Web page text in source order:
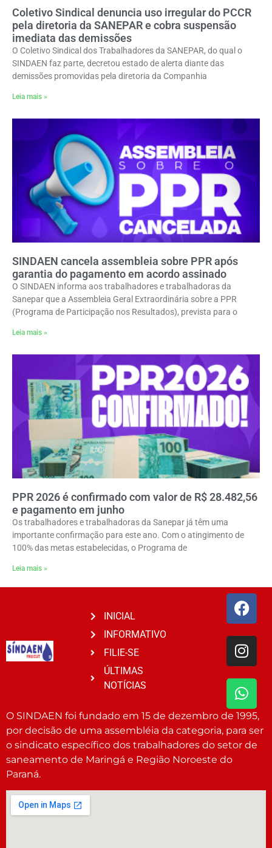
Coletivo Sindical denuncia uso irregular do PCCR
pela diretoria da SANEPAR e cobra suspensão
imediata das demissões
O Coletivo Sindical dos Trabalhadores da SANEPAR, do qual o
SINDAEN faz parte, decretou estado de alerta diante das
demissões promovidas pela diretoria da Companhia
Leia mais »
SINDAEN cancela assembleia sobre PPR após
garantia do pagamento em acordo assinado
O SINDAEN informa aos trabalhadores e trabalhadoras da
Sanepar que a Assembleia Geral Extraordinária sobre a PPR
(Programa de Participação nos Resultados), prevista para o
Leia mais »
PPR 2026 é confirmado com valor de R$ 28.482,56
e pagamento em junho
Os trabalhadores e trabalhadoras da Sanepar já têm uma
importante confirmação para este ano. Com o atingimento de
100% das metas estabelecidas, o Programa de
Leia mais »
INICIAL
INFORMATIVO
FILIE-SE
ÚLTIMAS
NOTÍCIAS
O SINDAEN foi fundado em 15 de dezembro de 1995,
por decisão de uma assembléia da categoria, para ser
o sindicato específico dos trabalhadores do setor de
saneamento de Maringá e Região Noroeste do
Paraná.